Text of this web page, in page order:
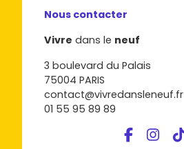
Nous contacter
Vivre dans le neuf
3 boulevard du Palais
75004 PARIS
contact@vivredansleneuf.fr
01 55 95 89 89